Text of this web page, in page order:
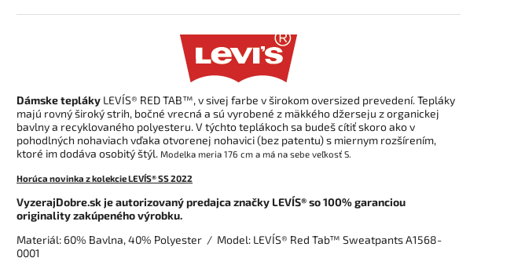
Dámske tepláky LEVI´S® RED TAB™, v sivej farbe v širokom oversized prevedení. Tepláky
majú rovný široký strih, bočné vrecná a sú vyrobené z mäkkého džerseju z organickej
bavlny a recyklovaného polyesteru. V týchto teplákoch sa budeš cítiťskoro ako v
pohodlných nohaviach vďaka otvorenej nohavici (bez patentu) s miernym rozšírením,
ktoré im dodáva osobitý štýl. Modelka meria 176 cm a má na sebe veľkosť S.
Horúca novinka z kolekcie LEVI´S® SS 2022
VyzerajDobre.sk je autorizovaný predajca značky LEVI´S® so 100% garanciou
originality zakúpeného výrobku.
Materiál: 60% Bavlna, 40% Polyester / Model: LEVI´S® Red Tab™ Sweatpants A1568-
0001